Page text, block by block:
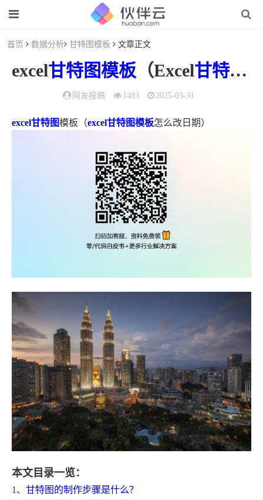
首页 数据分析 甘特图模板 文章正文
excel甘特图模板 （Excel甘特图
网友投稿 1493 2025-03-31
excel甘特图模板（excel甘特图模板怎么改日期）
本文目录一览：
1、 甘特图的制作步骤是什么？